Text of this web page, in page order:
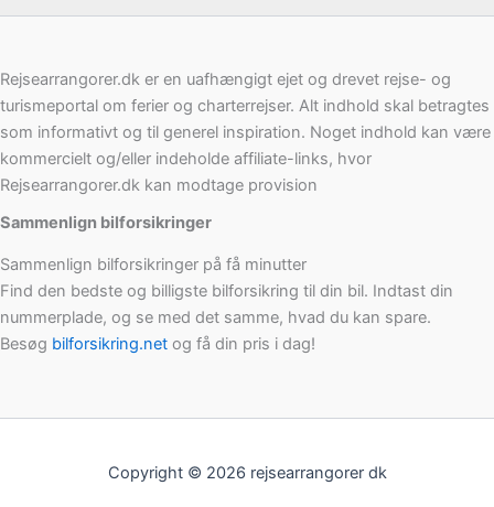
Rejsearrangorer.dk er en uafhængigt ejet og drevet rejse- og
turismeportal om ferier og charterrejser. Alt indhold skal betragtes
som informativt og til generel inspiration. Noget indhold kan være
kommercielt og/eller indeholde affiliate-links, hvor
Rejsearrangorer.dk kan modtage provision
Sammenlign bilforsikringer
Sammenlign bilforsikringer på få minutter
Find den bedste og billigste bilforsikring til din bil. Indtast din
nummerplade, og se med det samme, hvad du kan spare.
Besøg bilforsikring.net og få din pris i dag!
Copyright © 2026 rejsearrangorer dk